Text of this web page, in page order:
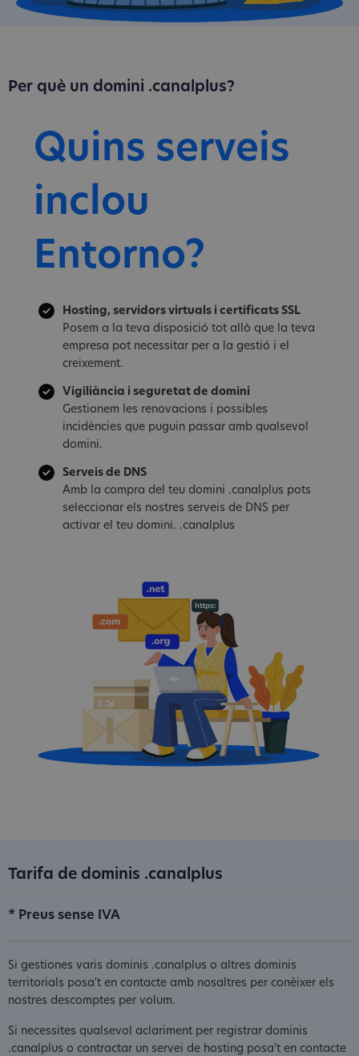
Per què un domini .canalplus?
Quins serveis
inclou
Entorno?
Hosting, servidors virtuals i certificats SSL
Posem a la teva disposició tot allò que la teva
empresa pot necessitar per a la gestió i el
creixement.
Vigiliància i seguretat de domini
Gestionem les renovacions i possibles
incidències que puguin passar amb qualsevol
domini.
Serveis de DNS
Amb la compra del teu domini .canalplus pots
seleccionar els nostres serveis de DNS per
activar el teu domini. .canalplus
Tarifa de dominis .canalplus
* Preus sense IVA
Si gestiones varis dominis .canalplus o altres dominis
territorials posa't en contacte amb nosaltres per conèixer els
nostres descomptes per volum.
Si necessites qualsevol aclariment per registrar dominis
.canalplus o contractar un servei de hosting posa't en contacte